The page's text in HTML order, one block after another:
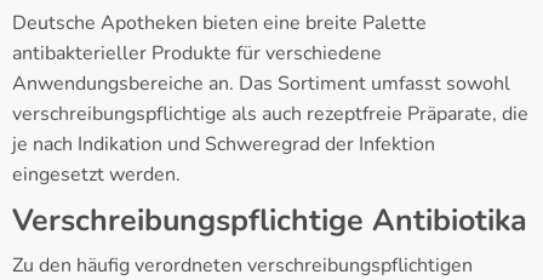
Deutsche Apotheken bieten eine breite Palette
antibakterieller Produkte für verschiedene
Anwendungsbereiche an. Das Sortiment umfasst sowohl
verschreibungspflichtige als auch rezeptfreie Präparate, die
je nach Indikation und Schweregrad der Infektion
eingesetzt werden.
Verschreibungspflichtige Antibiotika
Zu den häufig verordneten verschreibungspflichtigen